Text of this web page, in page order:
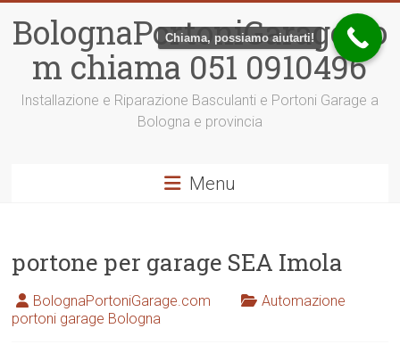
contenuto
BolognaPortoniGarage.co
m chiama 051 0910496
Installazione e Riparazione Basculanti e Portoni Garage a
Bologna e provincia
Menu
portone per garage SEA Imola
BolognaPortoniGarage.com
Automazione
portoni garage Bologna
Chiama, possiamo aiutarti!